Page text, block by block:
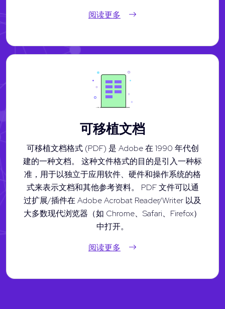
阅读更多
可移植文档
可移植文档格式 (PDF) 是 Adobe 在 1990 年代创
建的一种文档。 这种文件格式的目的是引入一种标
准，用于以独立于应用软件、硬件和操作系统的格
式来表示文档和其他参考资料。 PDF 文件可以通
过扩展/插件在 Adobe Acrobat Reader/Writer 以及
大多数现代浏览器（如 Chrome、Safari、Firefox）
中打开。
阅读更多